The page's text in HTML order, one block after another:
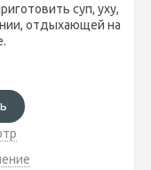
суп, уху,
отдыхающей на